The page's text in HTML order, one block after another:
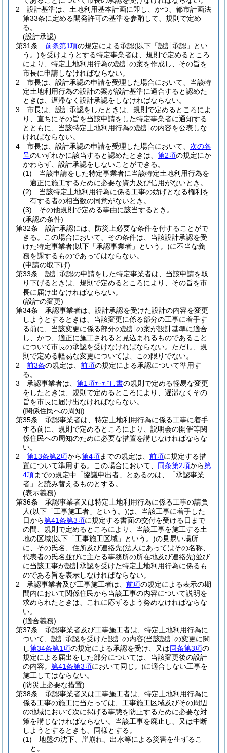
2
設計基準は、土地利用基本計画に即し、かつ、都市計画法
第33条に定める開発許可の基準を参酌して、規則で定め
る。
(設計承認)
第31条
前条第1項の規定による承認(以下「設計承認」とい
う。)を受けようとする特定事業者は、規則で定めるところ
により、特定土地利用行為の設計の案を作成し、その旨を
市長に申請しなければならない。
2
市長は、設計承認の申請を受理した場合において、当該特
定土地利用行為の設計の案が設計基準に適合すると認めた
ときは、遅滞なく設計承認をしなければならない。
3
市長は、設計承認をしたときは、規則で定めるところによ
り、直ちにその旨を当該申請をした特定事業者に通知する
とともに、当該特定土地利用行為の設計の内容を公表しな
ければならない。
4
市長は、設計承認の申請を受理した場合において、 次の各
号のいずれかに該当すると認めたときは、 第2項の規定にか
かわらず、設計承認をしないことができる。
(1)
当該申請をした特定事業者に当該特定土地利用行為を
適正に施工するために必要な資力及び信用がないとき。
(2)
当該特定土地利用行為に係る工事の妨げとなる権利を
有する者の相当数の同意がないとき。
(3)
その他規則で定める事由に該当するとき。
(承認の条件)
第32条
設計承認には、防災上必要な条件を付することがで
きる。
この場合において、その条件は、当該設計承認を受
けた特定事業者(以下「承認事業者」という。)に不当な義
務を課するものであってはならない。
(申請の取下げ)
第33条
設計承認の申請をした特定事業者は、当該申請を取
り下げるときは、規則で定めるところにより、その旨を市
長に届け出なければならない。
(設計の変更)
第34条
承認事業者は、設計承認を受けた設計の内容を変更
しようとするときは、当該変更に係る部分の工事に着手す
る前に、当該変更に係る部分の設計の案が設計基準に適合
し、かつ、適正に施工されると見込まれるものであること
について市長の承認を受けなければならない。 ただし、規
則で定める軽易な変更については、この限りでない。
2
前3条の規定は、 前項の規定による承認について準用す
る。
3
承認事業者は、 第1項ただし書の規則で定める軽易な変更
をしたときは、規則で定めるところにより、遅滞なくその
旨を市長に届け出なければならない。
(関係住民への周知)
第35条
承認事業者は、特定土地利用行為に係る工事に着手
する前に、規則で定めるところにより、説明会の開催等関
係住民への周知のために必要な措置を講じなければならな
い。
2
第13条第2項から第4項までの規定は、 前項に規定する措
置について準用する。
この場合において、 同条第2項から第
4項までの規定中「協議申出者」とあるのは、「承認事業
者」と読み替えるものとする。
(表示義務)
第36条
承認事業者又は特定土地利用行為に係る工事の請負
人(以下「工事施工者」という。)は、当該工事に着手した
日から第41条第3項に規定する書面の交付を受ける日まで
の間、規則で定めるところにより、当該工事を施工する土
地の区域(以下「工事施工区域」という。)の見易い場所
に、その氏名、住所及び連絡先(法人にあってはその名称、
代表者の氏名並びに主たる事務所の所在地及び連絡先)並び
に当該工事が設計承認を受けた特定土地利用行為に係るも
のである旨を表示しなければならない。
2
承認事業者及び工事施工者は、 前項の規定による表示の期
間内において関係住民から当該工事の内容について説明を
求められたときは、これに応ずるよう努めなければならな
い。
(適合義務)
第37条
承認事業者及び工事施工者は、特定土地利用行為に
ついて、設計承認を受けた設計の内容(当該設計の変更に関
し第34条第1項の規定による承認を受け、又は同条第3項の
規定による届出をした部分については、当該変更後の設計
の内容。 第41条第3項において同じ。)に適合しない工事を
施工してはならない。
(防災上必要な措置)
第38条
承認事業者又は工事施工者は、特定土地利用行為に
係る工事の施工に当たっては、工事施工区域及びその周辺
の地域において次に掲げる事態を防止するために必要な対
策を講じなければならない。 当該工事を廃止し、又は中断
しようとするときも、同様とする。
(1)
地盤の沈下、崖崩れ、出水等による災害を生ずるこ
と。